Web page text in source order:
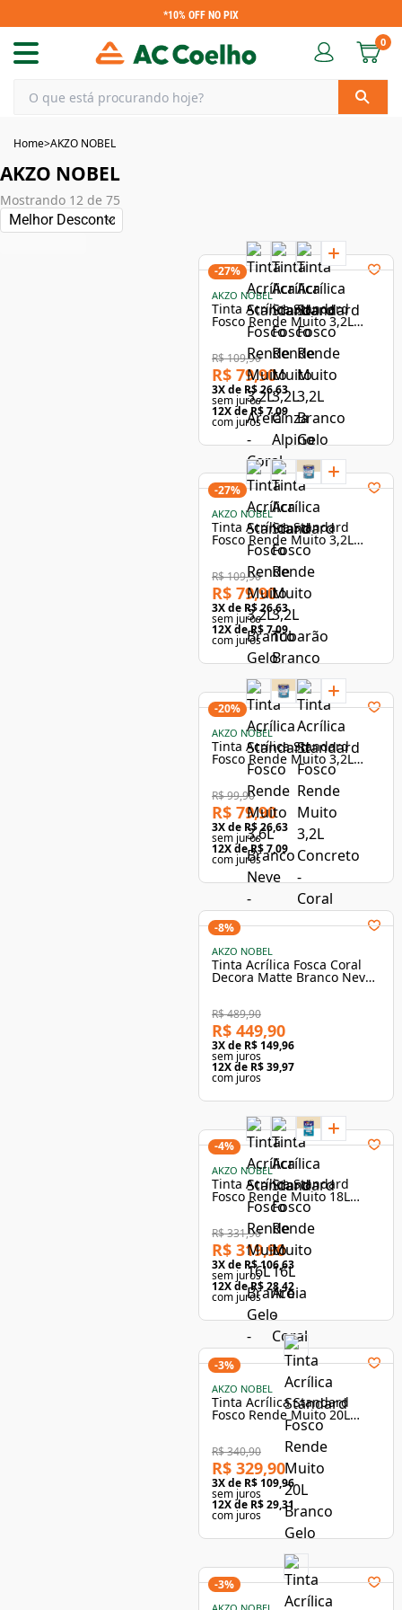
*10% OFF NO PIX
0
Home>AKZO NOBEL
AKZO NOBEL
Mostrando 12 de 75
AKZO NOBEL
Tinta Acrílica Standard
Fosco Rende Muito 3,2L
Concreto - Coral
R$ 109,90
R$ 79,90
3X de R$ 26,63
sem juros
12X deR$ 7,09
com juros
-27%
AKZO NOBEL
Tinta Acrílica Standard
Fosco Rende Muito 3,2L
Cinza Alpino - Coral
R$ 109,90
R$ 79,90
3X de R$ 26,63
sem juros
12X deR$ 7,09
com juros
-27%
AKZO NOBEL
Tinta Acrílica Standard
Fosco Rende Muito 3,2L
Camurça - Coral
R$ 99,90
R$ 79,90
3X de R$ 26,63
sem juros
12X deR$ 7,09
com juros
-20%
AKZO NOBEL
Tinta Acrílica Fosca Coral
Decora Matte Branco Neve
R$ 489,90
R$ 449,90
3X de R$ 149,96
sem juros
12X de R$ 39,97
com juros
-8%
AKZO NOBEL
Tinta Acrílica Standard
Fosco Rende Muito 18L
Branco Neve - Coral
R$ 331,90
R$ 319,90
3X de R$ 106,63
sem juros
12X deR$ 28,42
com juros
-4%
AKZO NOBEL
Tinta Acrílica Standard
Fosco Rende Muito 20L
Branco Neve - Coral
R$ 340,90
R$ 329,90
3X de R$ 109,96
sem juros
12X de R$ 29,31
com juros
-3%
-3%